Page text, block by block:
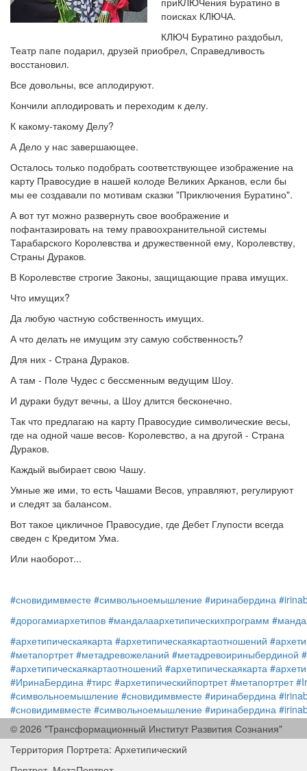
поисках КЛЮЧА.
КЛЮЧ Буратино раздобыл,
Театр папе подарил, друзей приобрел, Справедливость
восстановил.
Все довольны, все аплодируют.
Кончили аплодировать и переходим к делу.
К какому-такому Делу?
А Дело у нас завершающее.
Осталось только подобрать соответствующее изображение на
карту Правосудие в нашей колоде Великих Арканов, если бы
мы ее создавали по мотивам сказки "Приключения Буратино".
А вот тут можно развернуть свое воображение и
пофантазировать на тему правоохранительной системы
Тарабарского Королевства и дружественной ему, Королевству,
Страны Дураков.
В Королевстве строгие Законы, защищающие права имущих.
Что имущих?
Да любую частную собственность имущих.
А что делать не имущим эту самую собственность?
Для них - Страна Дураков.
А там - Поле Чудес с бессменным ведущим Шоу.
И дураки будут вечны, а Шоу длится бесконечно.
Так что предлагаю на карту Правосудие символические весы,
где на одной чаше весов- Королевство, а на другой - Страна
Дураков.
Каждый выбирает свою Чашу.
Умные же ими, то есть Чашами Весов, управляют, регулируют
и следят за балансом.
Вот такое цикличное Правосудие, где Дебет Глупости всегда
сведен с Кредитом Ума.
Или наоборот...
#сновидимвместе #символьноемышление #иринабердина
#дорогамиархетипов #мандалаархетипическихпрограмм
#архетипическаякарта #архетипическаякартаотношений
#метапортрет #метадревожеланий #метадревоириныбердиной
#архетипическаякартаотношений #архетипическаякарта
#ИринаБердина #тирс #архетипическийпортрет #метапортрет
#символьноемышление #сновидимвместе #иринабердина
#сновидимвместе #символьноемышление #иринабердина
#дорогамиархетипов #мандалаархетипическихпрограмм
© 2026 "Трансформационный Институт Развития Сознания"
Территория Портрета: Архетипический